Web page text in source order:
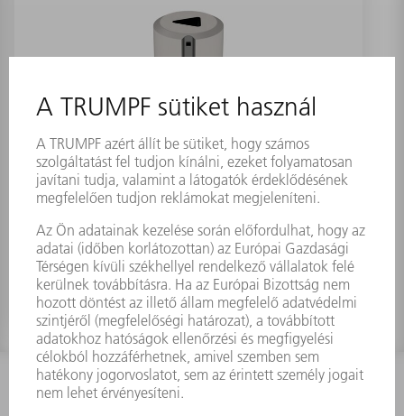
Matricabetét MultiTool 5-szörös
(forma 22)
Anyagszám:0699814
KAPCSOLAT